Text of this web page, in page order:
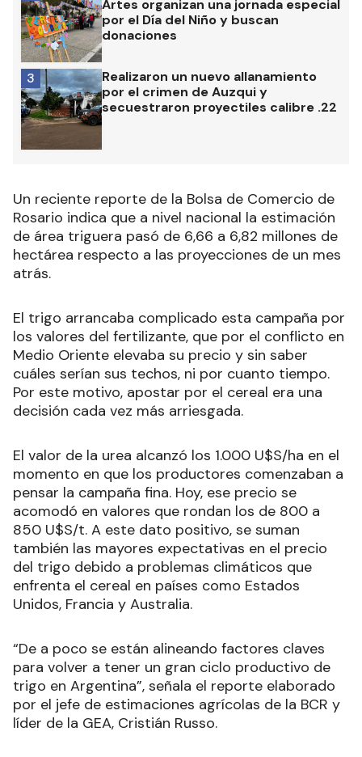
Artes organizan una jornada especial
por el Día del Niño y buscan
donaciones
Realizaron un nuevo allanamiento
por el crimen de Auzqui y
secuestraron proyectiles calibre .22
3
Un reciente reporte de la Bolsa de Comercio de
Rosario indica que a nivel nacional la estimación
de área triguera pasó de 6,66 a 6,82 millones de
hectárea respecto a las proyecciones de un mes
atrás.
El trigo arrancaba complicado esta campaña por
los valores del fertilizante, que por el conflicto en
Medio Oriente elevaba su precio y sin saber
cuáles serían sus techos, ni por cuanto tiempo.
Por este motivo, apostar por el cereal era una
decisión cada vez más arriesgada.
El valor de la urea alcanzó los 1.000 U$S/ha en el
momento en que los productores comenzaban a
pensar la campaña fina. Hoy, ese precio se
acomodó en valores que rondan los de 800 a
850 U$S/t. A este dato positivo, se suman
también las mayores expectativas en el precio
del trigo debido a problemas climáticos que
enfrenta el cereal en países como Estados
Unidos, Francia y Australia.
“De a poco se están alineando factores claves
para volver a tener un gran ciclo productivo de
trigo en Argentina”, señala el reporte elaborado
por el jefe de estimaciones agrícolas de la BCR y
líder de la GEA, Cristián Russo.